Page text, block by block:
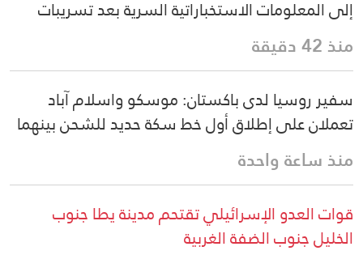
إلى المعلومات الاستخباراتية السرية بعد تسريبات
منذ 42 دقيقة
سفير روسيا لدى باكستان: موسكو واسلام آباد
تعملان على إطلاق أول خط سكة حديد للشحن بينهما
منذ ساعة واحدة
قوات العدو الإسرائيلي تقتحم مدينة يطا جنوب
الخليل جنوب الضفة الغربية